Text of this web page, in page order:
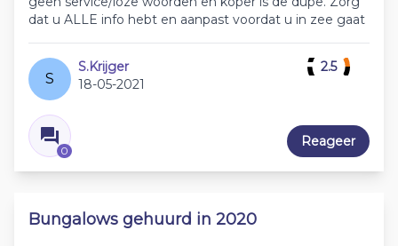
dat u ALLE info hebt en aanpast voordat u in zee gaat
S
S.Krijger
18-05-2021
0
2.5
Reageer
Bungalows gehuurd in 2020